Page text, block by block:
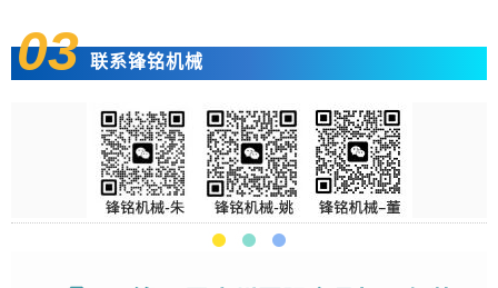
03 联系锋铭机械